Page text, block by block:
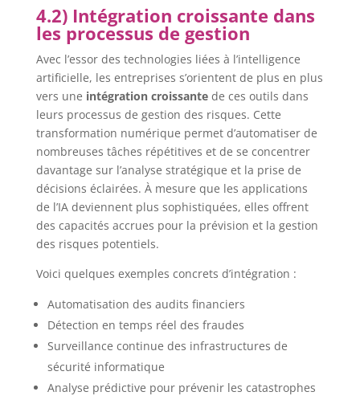
4.2) Intégration croissante dans
les processus de gestion
Avec l’essor des technologies liées à l’intelligence
artificielle, les entreprises s’orientent de plus en plus
vers une intégration croissantede ces outils dans
leurs processus de gestion des risques. Cette
transformation numérique permet d’automatiser de
nombreuses tâches répétitives et de se concentrer
davantage sur l’analyse stratégique et la prise de
décisions éclairées. À mesure que les applications
de l’IA deviennent plus sophistiquées, elles offrent
des capacités accrues pour la prévision et la gestion
des risques potentiels.
Voici quelques exemples concrets d’intégration :
Automatisation des audits financiers
Détection en temps réel des fraudes
Surveillance continue des infrastructures de
sécurité informatique
Analyse prédictive pour prévenir les catastrophes